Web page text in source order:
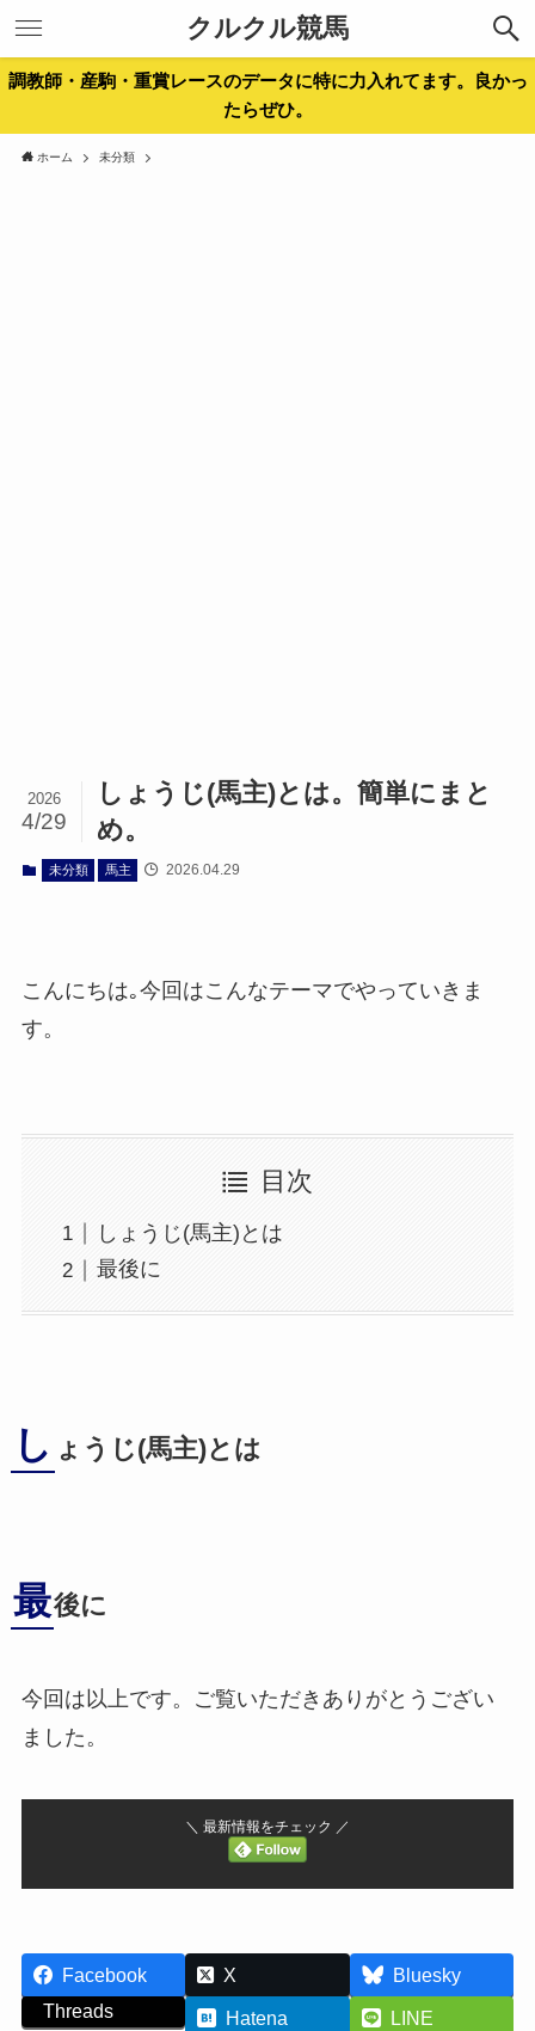
クルクル競馬
調教師・産駒・重賞レースのデータに特に力入れてます。良かっ
たらぜひ。
ホーム 未分類
しょうじ(馬主)とは。簡単にまと
め。
2026
4/29
未分類 馬主 2026.04.29
こんにちは｡今回はこんなテーマでやっていきま
す。
目次
しょうじ(馬主)とは
最後に
し ょうじ(馬主)とは
最後に
今回は以上です。ご覧いただきありがとうござい
ました。
＼ 最新情報をチェック ／
Facebook X
Bluesky
Threads
Hatena
LINE